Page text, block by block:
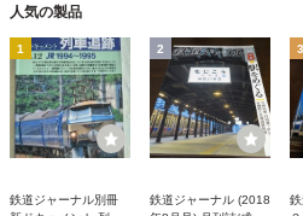
人気の製品
1
鉄道ジャーナル別冊
2
鉄道ジャーナル (2018
3